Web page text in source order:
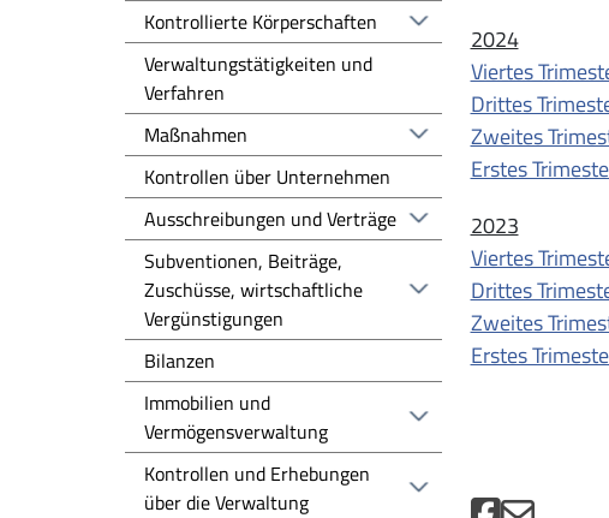
2024
Viertes
Drittes
Zweites
Erstes
2023
Viertes
Drittes
Zweites
Erstes
Kontrollierte Körperschaften
Verwaltungstätigkeiten und
Verfahren
Maßnahmen
Kontrollen über Unternehmen
Ausschreibungen und Verträge
Subventionen, Beiträge,
Zuschüsse, wirtschaftliche
Vergünstigungen
Bilanzen
Immobilien und
Vermögensverwaltung
Kontrollen und Erhebungen
über die Verwaltung